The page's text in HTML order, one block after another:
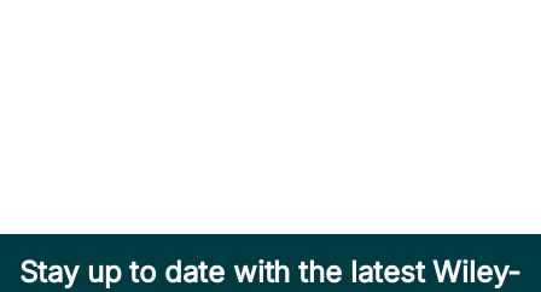
Stay up to date with the latest Wiley-